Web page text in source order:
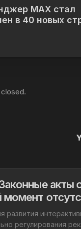
MAX стал
в 40 новых
акты
момент
развития
регулирования